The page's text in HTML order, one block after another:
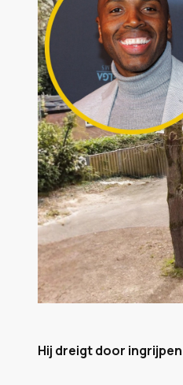
Hij dreigt door